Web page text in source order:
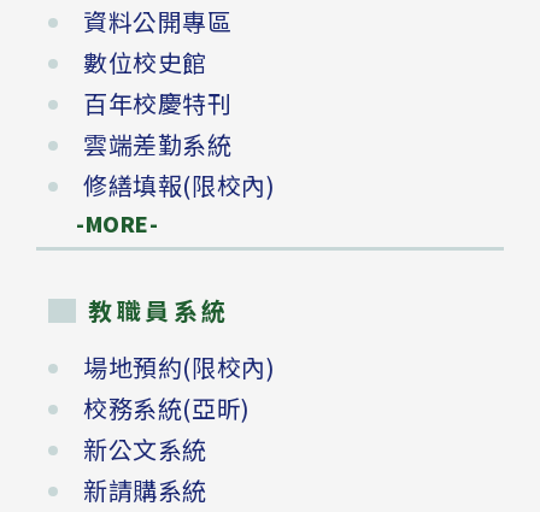
資料公開專區
數位校史館
百年校慶特刊
雲端差勤系統
修繕填報(限校內)
-MORE-
教職員系統
場地預約(限校內)
校務系統(亞昕)
新公文系統
新請購系統